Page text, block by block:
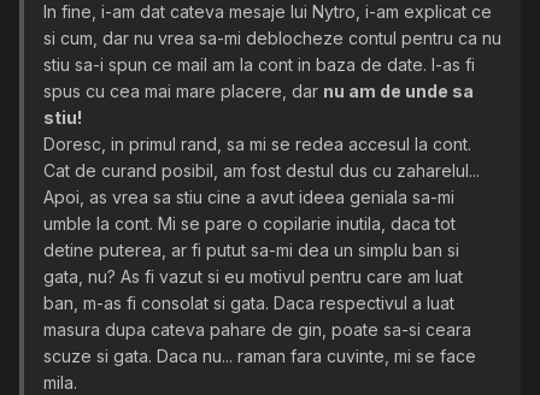
In fine, i-am dat cateva mesaje lui Nytro, i-am explicat ce
si cum, dar nu vrea sa-mi deblocheze contul pentru ca nu
stiu sa-i spun ce mail am la cont in baza de date. I-as fi
spus cu cea mai mare placere, dar nu am de unde sa
stiu!
Doresc, in primul rand, sa mi se redea accesul la cont.
Cat de curand posibil, am fost destul dus cu zaharelul...
Apoi, as vrea sa stiu cine a avut ideea geniala sa-mi
umble la cont. Mi se pare o copilarie inutila, daca tot
detine puterea, ar fi putut sa-mi dea un simplu ban si
gata, nu? As fi vazut si eu motivul pentru care am luat
ban, m-as fi consolat si gata. Daca respectivul a luat
masura dupa cateva pahare de gin, poate sa-si ceara
scuze si gata. Daca nu... raman fara cuvinte, mi se face
mila.